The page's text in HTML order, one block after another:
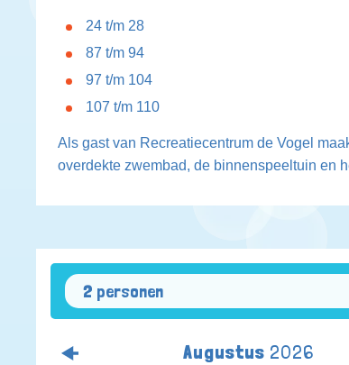
24 t/m 28
87 t/m 94
97 t/m 104
107 t/m 110
Als gast van Recreatiecentrum de Vogel
overdekte zwembad, de binnenspeeltuin en
2 personen
Augustus 2026